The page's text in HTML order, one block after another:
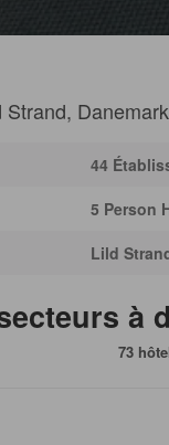
Danemark
44
5 Person
Lild
à
73